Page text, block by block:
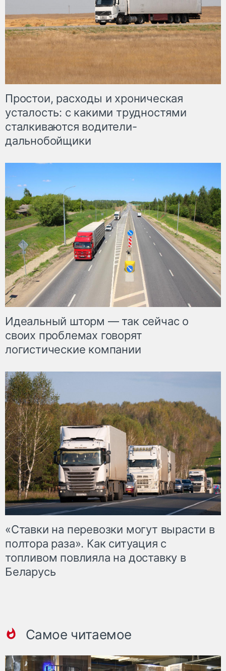
Простои, расходы и хроническая
усталость: с какими трудностями
сталкиваются водители-
дальнобойщики
Идеальный шторм — так сейчас о
своих проблемах говорят
логистические компании
«Ставки на перевозки могут вырасти в
полтора раза». Как ситуация с
топливом повлияла на доставку в
Беларусь
Самое читаемое